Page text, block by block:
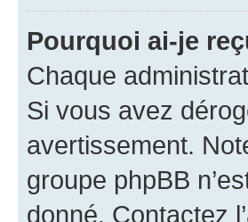
Pourquoi ai-je
Chaque
Si vous avez
avertissement.
groupe phpBB
donné. Contactez